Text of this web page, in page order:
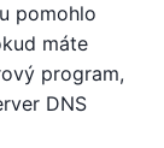
pomohlo
máte
program,
DNS